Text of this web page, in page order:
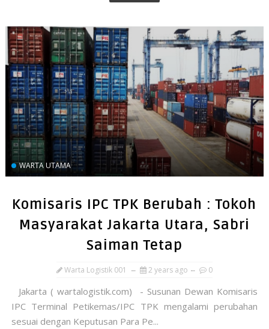
WARTA UTAMA
Komisaris IPC TPK Berubah : Tokoh
Masyarakat Jakarta Utara, Sabri
Saiman Tetap
Warta Logistik 001 2 years ago 0
Jakarta ( wartalogistik.com) - Susunan Dewan Komisaris
IPC Terminal Petikemas/IPC TPK mengalami perubahan
sesuai dengan Keputusan Para Pe...